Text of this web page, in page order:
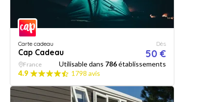
Carte cadeau
Cap Cadeau
Dès
50 €
France Utilisable dans 786établissements
4.9
1798 avis